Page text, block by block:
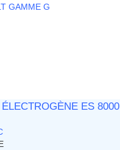
GAMME G
ES 8000